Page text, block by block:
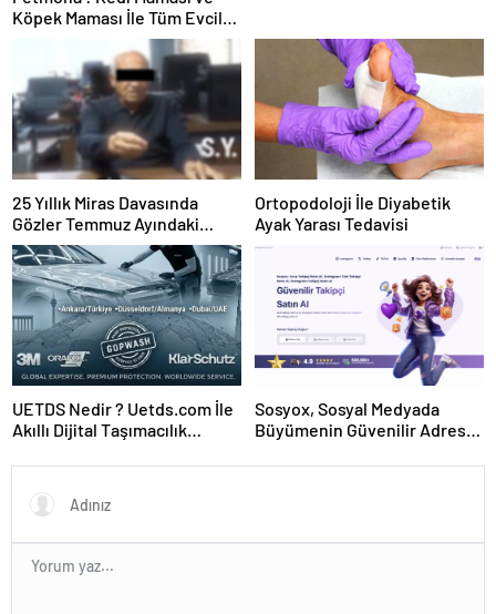
Köpek Maması İle Tüm Evcil
25 Yıllık Miras Davasında
Gözler Temmuz Ayındaki
Karar Duruşmasına Çevrildi
Ortopodoloji İle Diyabetik
Ayak Yarası Tedavisi
UETDS Nedir ? Uetds.com İle
Akıllı Dijital Taşımacılık
Sosyox, Sosyal Medyada
Büyümenin Güvenilir Adresi